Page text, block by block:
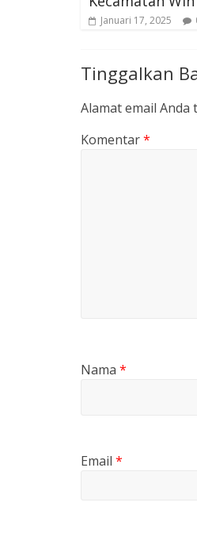
Januari 17, 2025
Tinggalkan
Alamat email
Komentar*
Nama *
Email *